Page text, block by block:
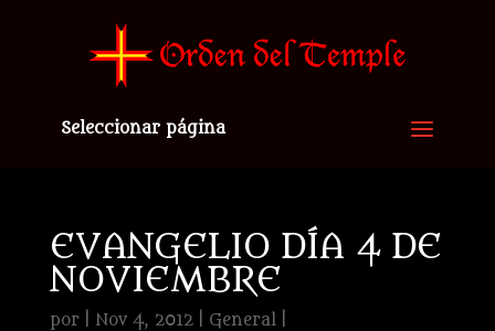
Seleccionar página
EVANGELIO DÍA 4 DE
NOVIEMBRE
por Nov 4, 2012| General|